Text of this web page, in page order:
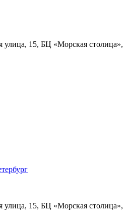
улица, 15, БЦ «Морская столица»,
улица, 15, БЦ «Морская столица»,